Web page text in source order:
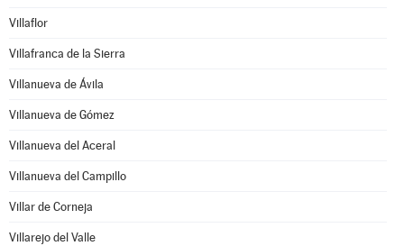
Villaflor
Villafranca de la Sierra
Villanueva de Ávila
Villanueva de Gómez
Villanueva del Aceral
Villanueva del Campillo
Villar de Corneja
Villarejo del Valle